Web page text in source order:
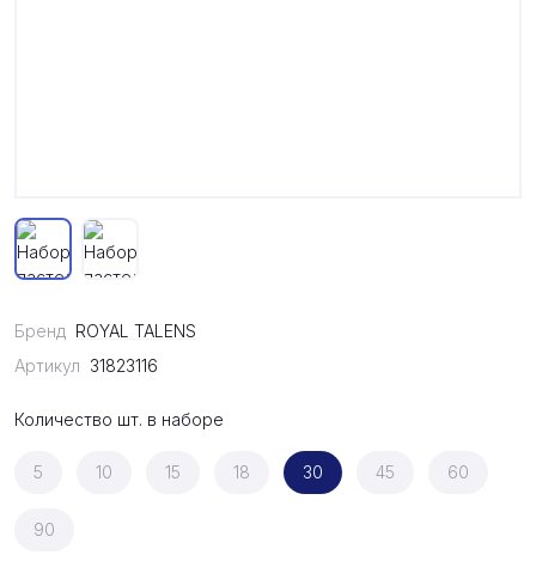
Бренд ROYAL TALENS
Артикул 31823116
Количество шт. в наборе
5 10 15 18 30 45 60
90